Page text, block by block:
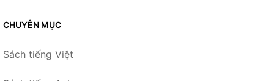
CHUYÊN MỤC
Sách tiếng Việt